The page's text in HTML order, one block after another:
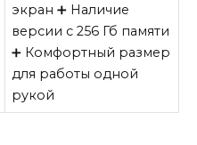
экран ➕ Наличие
версии с 256 Гб памяти
➕ Комфортный размер
для работы одной
рукой